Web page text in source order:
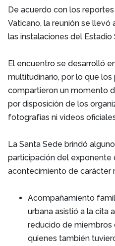
De acuerdo con los
Vaticano, la reunión se llevó
las instalaciones del Estadio
El encuentro se desarrolló
multitudinario, por lo que los
compartieron un momento
por disposición de los
fotografías ni videos
La Santa Sede brindó
participación del exponente
acontecimiento de carácter
Acompañamiento
urbana asistió a la cita
reducido de miembros
quienes también